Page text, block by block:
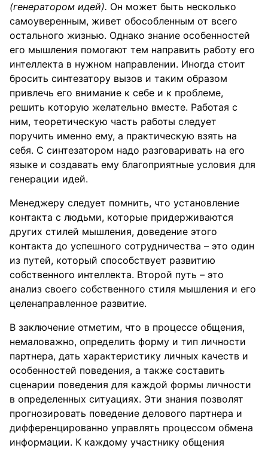
(генератором идей). Он может быть несколько
самоуверенным, живет обособленным от всего
остального жизнью. Однако знание особенностей
его мышления помогают тем направить работу его
интеллекта в нужном направлении. Иногда стоит
бросить синтезатору вызов и таким образом
привлечь его внимание к себе и к проблеме,
решить которую желательно вместе. Работая с
ним, теоретическую часть работы следует
поручить именно ему, а практическую взять на
себя. С синтезатором надо разговаривать на его
языке и создавать ему благоприятные условия для
генерации идей.
Менеджеру следует помнить, что установление
контакта с людьми, которые придерживаются
других стилей мышления, доведение этого
контакта до успешного сотрудничества – это один
из путей, который способствует развитию
собственного интеллекта. Второй путь – это
анализ своего собственного стиля мышления и его
целенаправленное развитие.
В заключение отметим, что в процессе общения,
немаловажно, определить форму и тип личности
партнера, дать характеристику личных качеств и
особенностей поведения, а также составить
сценарии поведения для каждой формы личности
в определенных ситуациях. Эти знания позволят
прогнозировать поведение делового партнера и
дифференцированно управлять процессом обмена
информации. К каждому участнику общения